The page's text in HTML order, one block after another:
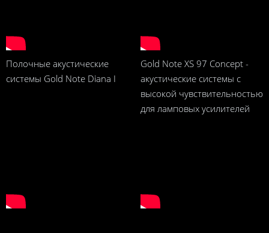
Полочные акустические
системы Gold Note Diana I
Gold Note XS 97 Concept -
акустические системы с
высокой чувствительностью
для ламповых усилителей